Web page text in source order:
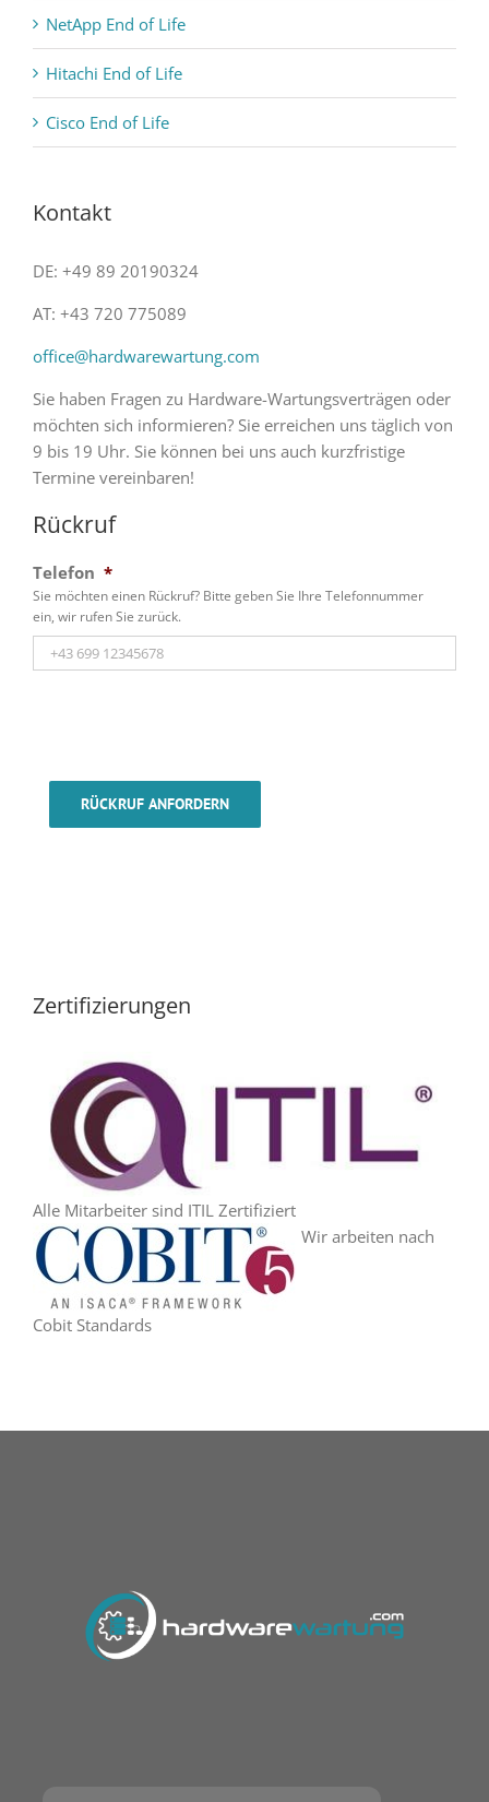
NetApp End of Life
Hitachi End of Life
Cisco End of Life
Kontakt
DE: +49 89 20190324
AT: +43 720 775089
office@hardwarewartung.com
Sie haben Fragen zu Hardware-Wartungsverträgen oder
möchten sich informieren? Sie erreichen uns täglich von
9 bis 19 Uhr. Sie können bei uns auch kurzfristige
Termine vereinbaren!
Rückruf
Telefon *
Sie möchten einen Rückruf? Bitte geben Sie Ihre Telefonnummer
ein, wir rufen Sie zurück.
RÜCKRUF ANFORDERN
Zertifizierungen
Alle Mitarbeiter sind ITIL Zertifiziert
Wir arbeiten nach
Cobit Standards